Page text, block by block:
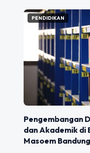
PENDIDIKAN
Pengembangan
dan Akademik di
Masoem Bandung